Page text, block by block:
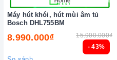
- 43%
Máy hút khói, hút mùi âm tủ
Bosch DHL755BM
8.990.000₫ 15.900.000₫